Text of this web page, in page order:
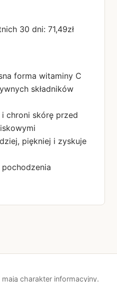
30 dni: 71,49zł
forma witaminy C
składników
chroni skórę przed
piękniej i zyskuje
pochodzenia
charakter informacyjny.